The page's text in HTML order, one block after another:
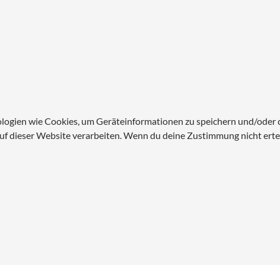
wie Cookies, um Geräteinformationen zu speichern und/
dieser Website verarbeiten. Wenn du deine Zustimmung nicht